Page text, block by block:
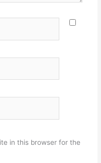
in this browser for the